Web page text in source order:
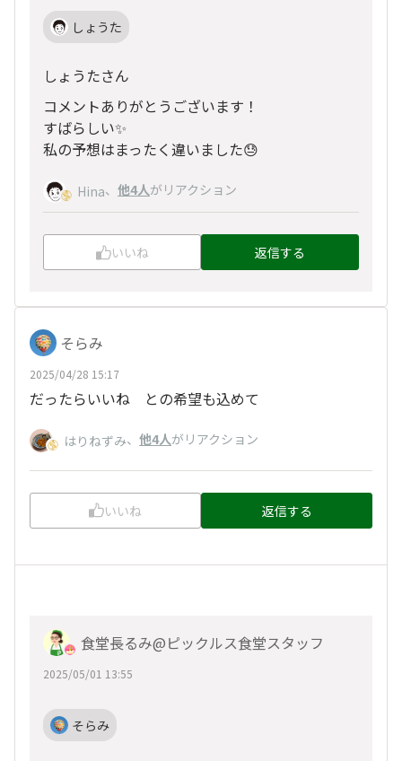
しょうた
しょうたさん
コメントありがとうございます！
すばらしい✨
私の予想はまったく違いました😓
Hina、 他4人がリアクション
いいね 返信する
そらみ
2025/04/28 15:17
だったらいいね との希望も込めて
はりねずみ、 他4人がリアクション
いいね 返信する
食堂長るみ@ピックルス食堂スタッフ
2025/05/01 13:55
そらみ